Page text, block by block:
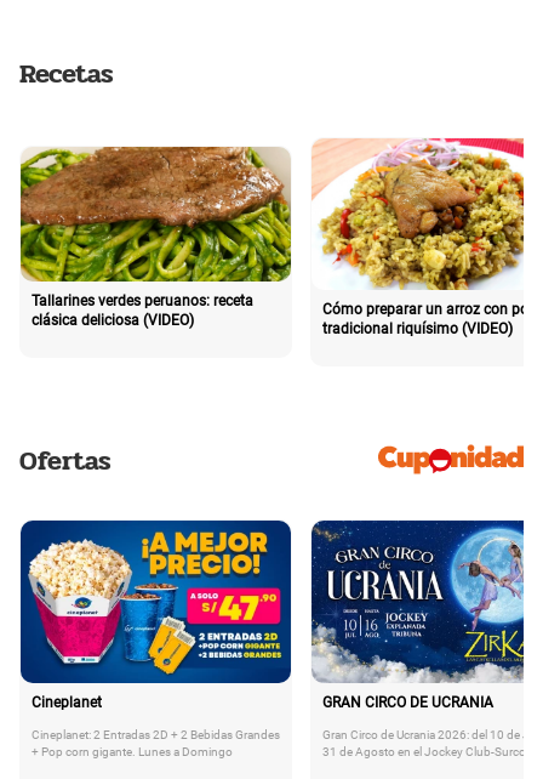
Recetas
Tallarines verdes peruanos: receta
clásica deliciosa (VIDEO)
Cómo preparar un arroz con pollo
tradicional riquísimo (VIDEO)
Ofertas
Cineplanet
Cineplanet: 2 Entradas 2D + 2 Bebidas Grandes
+ Pop corn gigante. Lunes a Domingo
GRAN CIRCO DE UCRANIA
Gran Circo de Ucrania 2026: del 10 de
31 de Agosto en el Jockey Club-Surco